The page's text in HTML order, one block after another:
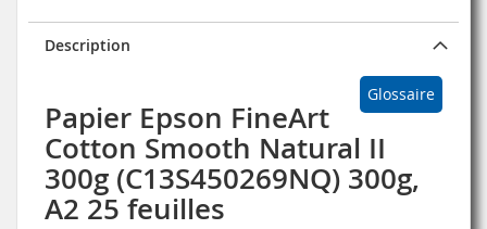
Description
Glossaire
Papier Epson FineArt
Cotton Smooth Natural II
300g (C13S450269NQ) 300g,
A2 25 feuilles